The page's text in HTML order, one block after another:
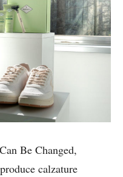
Be Changed,
calzature